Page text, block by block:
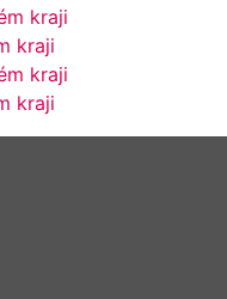
kraji
kraji
kraji
kraji